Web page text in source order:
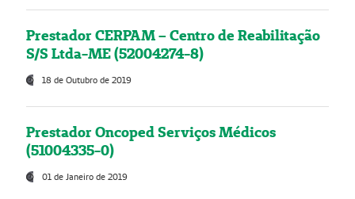
Prestador CERPAM – Centro de Reabilitação
S/S Ltda-ME (52004274-8)
18 de Outubro de 2019
Prestador Oncoped Serviços Médicos
(51004335-0)
01 de Janeiro de 2019